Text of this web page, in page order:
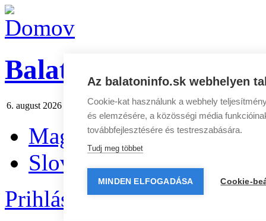
BalatonInfo.sk
6. august 2026 štvrtok Dnes:JozefínaZajtra: Štefánia Spravodaj|
Magyar
Slovenčina
Prihlásenie|Registrácia
Az balatoninfo.sk webhelyen
Cookie-kat használunk a webhely
és elemzésére, a közösségi média
továbbfejlesztésére és testreszabására.
Tudj meg többet
MINDEN ELFOGADÁSA Cookie-